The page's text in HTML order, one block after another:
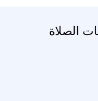
الصلاة